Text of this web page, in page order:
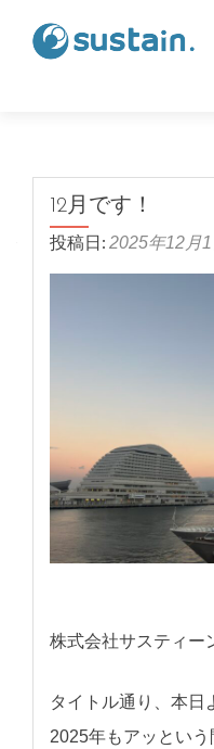
12月です！
投稿日: 2025年12月
株式会社サスティー
タイトル通り、本日
2025年もアッとい